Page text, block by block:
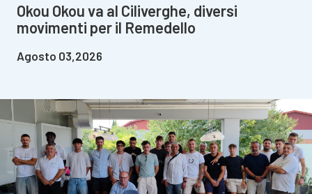
Okou Okou va al Ciliverghe, diversi
movimenti per il Remedello
Agosto 03,2026